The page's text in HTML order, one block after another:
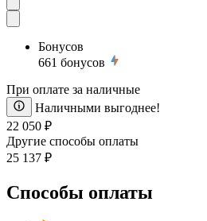
Бонусов
661 бонусов
При оплате за наличные
Наличными выгоднее!
22 050 ₽
Другие способы оплаты
25 137 ₽
Способы оплаты